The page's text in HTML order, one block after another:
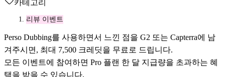
카테고리
리뷰 이벤트
Perso Dubbing를 사용하면서 느낀 점을 G2 또는 Capterra에 남
겨주시면, 최대 7,500 크레딧을 무료로 드립니다.
모든 이벤트에 참여하면 Pro 플랜 한 달 지급량을 초과하는 혜
택을 받을 수 있습니다.